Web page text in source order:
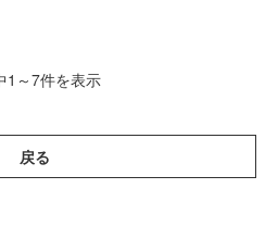
1～7件を表示
戻る